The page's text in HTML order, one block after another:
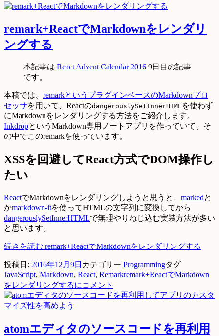
remark+ReactでMarkdownをレンダリ
ングする
本記事は React Advent Calendar 2016 9日目の記事
です。
本稿では、 remarkというプラグインベースのMarkdownプロ
セッサを用いて、ReactのdangerouslySetInnerHTMLを使わず
にMarkdownをレンダリングする方法をご紹介します。
InkdropというMarkdown専用ノートアプリを作っていて、そ
の中でこのremarkを使っています。
XSSを回避してReact方式でDOM操作し
たい
ReactでMarkdownをレンダリングしようと思うと、 markedと
かmarkdown-itを使ってHTMLの文字列に変換してから
dangerouslySetInnerHTMLで無理やりねじ込む実装方法が多い
と思います。
続きを読む remark+ReactでMarkdownをレンダリングする
投稿日: 2016年12月9日 カテゴリー Programmingタグ
JavaScript, Markdown, React, Remarkremark+ReactでMarkdown
をレンダリングするに コメント
atomエディタのソースコードを再利用